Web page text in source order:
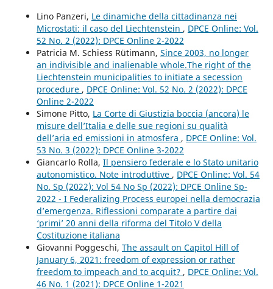
Lino Panzeri, Le dinamiche della cittadinanza nei
Microstati: il caso del Liechtenstein , DPCE Online: Vol.
52 No. 2 (2022): DPCE Online 2-2022
Patricia M. Schiess Rütimann, Since 2003, no longer
an indivisible and inalienable whole.The right of the
Liechtenstein municipalities to initiate a secession
procedure , DPCE Online: Vol. 52 No. 2 (2022): DPCE
Online 2-2022
Simone Pitto, La Corte di Giustizia boccia (ancora) le
misure dell’Italia e delle sue regioni su qualità
dell’aria ed emissioni in atmosfera , DPCE Online: Vol.
53 No. 3 (2022): DPCE Online 3-2022
Giancarlo Rolla, Il pensiero federale e lo Stato unitario
autonomistico. Note introduttive , DPCE Online: Vol. 54
No. Sp (2022): Vol 54 No Sp (2022): DPCE Online Sp-
2022 - I Federalizing Process europei nella democrazia
d’emergenza. Riflessioni comparate a partire dai
‘primi’ 20 anni della riforma del Titolo V della
Costituzione italiana
Giovanni Poggeschi, The assault on Capitol Hill of
January 6, 2021: freedom of expression or rather
freedom to impeach and to acquit? , DPCE Online: Vol.
46 No. 1 (2021): DPCE Online 1-2021